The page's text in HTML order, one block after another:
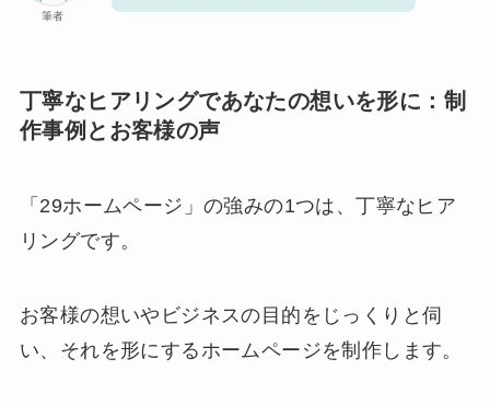
筆者
丁寧なヒアリングであなたの想いを形に：制
作事例とお客様の声
「29ホームページ」の強みの1つは、丁寧なヒア
リングです。
お客様の想いやビジネスの目的をじっくりと伺
い、それを形にするホームページを制作します。